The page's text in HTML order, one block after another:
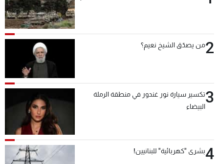
2من يصدّق الشيخ نعيم؟
3تكسير سيارة نور غندور في منطقة الرملة
البيضاء
4بشرى "كهربائية" للبنانيين!
الإنـتـاج
شروط الإسـتخدام
سياسة الخصوصية